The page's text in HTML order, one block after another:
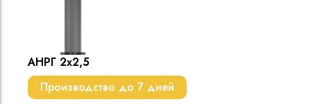
АНРГ 2х2,5
Производство до 7 дней